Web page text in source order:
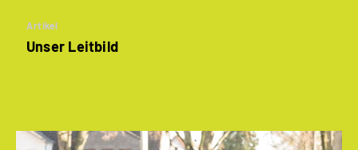
Artikel
Unser Leitbild